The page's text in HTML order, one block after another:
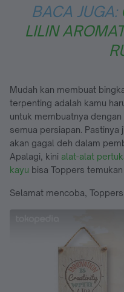
BACA JUGA:
LILIN
Mudah kan membuat
terpenting adalah kamu
untuk membuatnya
semua persiapan. Pastinya
akan gagal deh dalam
Apalagi, kini alat-alat
kayu bisa Toppers
Selamat mencoba,